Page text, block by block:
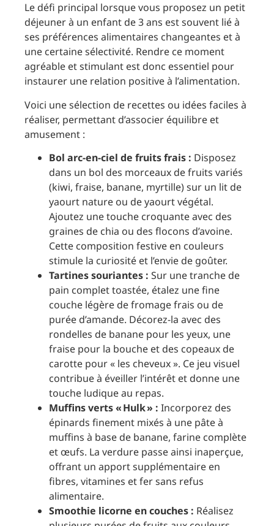
Le défi principal lorsque vous proposez un petit
déjeuner à un enfant de 3 ans est souvent lié à
ses préférences alimentaires changeantes et à
une certaine sélectivité. Rendre ce moment
agréable et stimulant est donc essentiel pour
instaurer une relation positive à l’alimentation.
Voici une sélection de recettes ou idées faciles à
réaliser, permettant d’associer équilibre et
amusement :
Bol arc-en-ciel de fruits frais : Disposez
dans un bol des morceaux de fruits variés
(kiwi, fraise, banane, myrtille) sur un lit de
yaourt nature ou de yaourt végétal.
Ajoutez une touche croquante avec des
graines de chia ou des flocons d’avoine.
Cette composition festive en couleurs
stimule la curiosité et l’envie de goûter.
Tartines souriantes : Sur une tranche de
pain complet toastée, étalez une fine
couche légère de fromage frais ou de
purée d’amande. Décorez-la avec des
rondelles de banane pour les yeux, une
fraise pour la bouche et des copeaux de
carotte pour « les cheveux ». Ce jeu visuel
contribue à éveiller l’intérêt et donne une
touche ludique au repas.
Muffins verts « Hulk » : Incorporez des
épinards finement mixés à une pâte à
muffins à base de banane, farine complète
et œufs. La verdure passe ainsi inaperçue,
offrant un apport supplémentaire en
fibres, vitamines et fer sans refus
alimentaire.
Smoothie licorne en couches : Réalisez